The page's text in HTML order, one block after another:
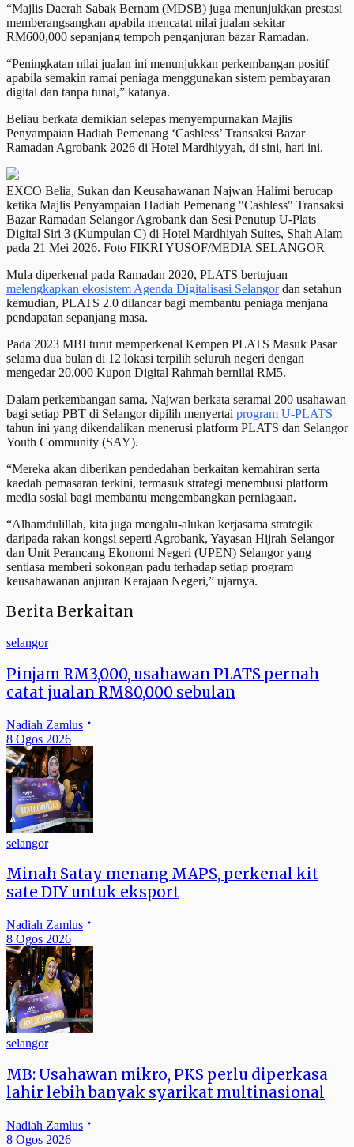
“Majlis Daerah Sabak Bernam (MDSB) juga menunjukkan prestasi
memberangsangkan apabila mencatat nilai jualan sekitar
RM600,000 sepanjang tempoh penganjuran bazar Ramadan.
“Peningkatan nilai jualan ini menunjukkan perkembangan positif
apabila semakin ramai peniaga menggunakan sistem pembayaran
digital dan tanpa tunai,” katanya.
Beliau berkata demikian selepas menyempurnakan Majlis
Penyampaian Hadiah Pemenang ‘Cashless’ Transaksi Bazar
Ramadan Agrobank 2026 di Hotel Mardhiyyah, di sini, hari ini.
EXCO Belia, Sukan dan Keusahawanan Najwan Halimi berucap
ketika Majlis Penyampaian Hadiah Pemenang "Cashless" Transaksi
Bazar Ramadan Selangor Agrobank dan Sesi Penutup U-Plats
Digital Siri 3 (Kumpulan C) di Hotel Mardhiyah Suites, Shah Alam
pada 21 Mei 2026. Foto FIKRI YUSOF/MEDIA SELANGOR
Mula diperkenal pada Ramadan 2020, PLATS bertujuan
melengkapkan ekosistem Agenda Digitalisasi Selangordan setahun
kemudian, PLATS 2.0 dilancar bagi membantu peniaga menjana
pendapatan sepanjang masa.
Pada 2023 MBI turut memperkenal Kempen PLATS Masuk Pasar
selama dua bulan di 12 lokasi terpilih seluruh negeri dengan
mengedar 20,000 Kupon Digital Rahmah bernilai RM5.
Dalam perkembangan sama, Najwan berkata seramai 200 usahawan
bagi setiap PBT di Selangor dipilih menyertai program U-PLATS
tahun ini yang dikendalikan menerusi platform PLATS dan Selangor
Youth Community (SAY).
“Mereka akan diberikan pendedahan berkaitan kemahiran serta
kaedah pemasaran terkini, termasuk strategi menembusi platform
media sosial bagi membantu mengembangkan perniagaan.
“Alhamdulillah, kita juga mengalu-alukan kerjasama strategik
daripada rakan kongsi seperti Agrobank, Yayasan Hijrah Selangor
dan Unit Perancang Ekonomi Negeri (UPEN) Selangor yang
sentiasa memberi sokongan padu terhadap setiap program
keusahawanan anjuran Kerajaan Negeri,” ujarnya.
Berita Berkaitan
selangor
Pinjam RM3,000, usahawan PLATS pernah
catat jualan RM80,000 sebulan
Nadiah Zamlus
8 Ogos 2026
selangor
Minah Satay menang MAPS, perkenal kit
sate DIY untuk eksport
Nadiah Zamlus
8 Ogos 2026
selangor
MB: Usahawan mikro, PKS perlu diperkasa
lahir lebih banyak syarikat multinasional
Nadiah Zamlus
8 Ogos 2026